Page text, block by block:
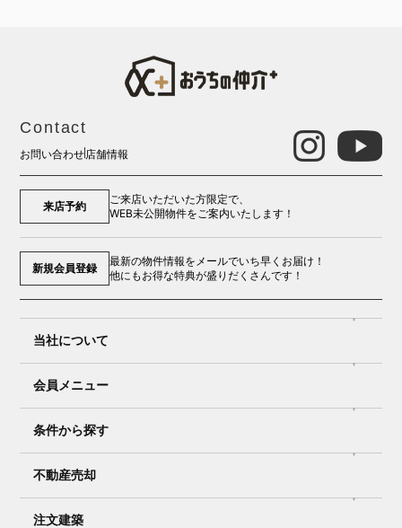
Contact
お問い合わせ 店舗情報
来店予約
ご来店いただいた方限定で、
WEB未公開物件をご案内いたします！
新規会員登録
最新の物件情報をメールでいち早くお届け！
他にもお得な特典が盛りだくさんです！
当社について
会員メニュー
条件から探す
不動産売却
注文建築